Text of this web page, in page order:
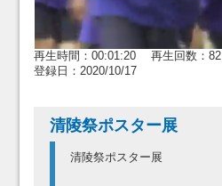
再生時間：00:01:20 再生回数：82
登録日：2020/10/17
清陵祭ポスター展
清陵祭ポスター展